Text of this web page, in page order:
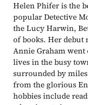
Facebook
Instagram
Helen Phifer is the
popular Detective
the Lucy Harwin,
of books. Her debut
Annie Graham went
lives in the busy
surrounded by
from the glorious
hobbies include